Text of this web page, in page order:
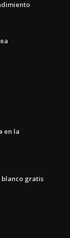
en la
blanco gratis